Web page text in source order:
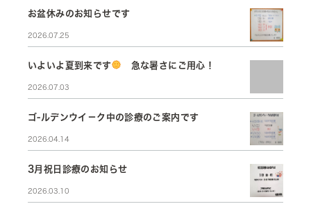
お盆休みのお知らせです
2026.07.25
いよいよ夏到来です 急な暑さにご用心！
2026.07.03
ゴ-ルデンウイ－ク中の診療のご案内です
2026.04.14
3月祝日診療のお知らせ
2026.03.10